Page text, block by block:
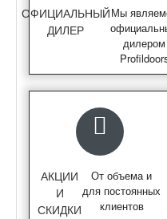
ОФИЦИАЛЬНЫЙ
ДИЛЕР
Мы
дилером
АКЦИИ
И
СКИДКИ
От объема и
для постоянных
клиентов